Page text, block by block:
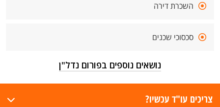
השכרת דירה
סכסוכי שכנים
נושאים נוספים בפורום נדל"ן
צריכים עו"ד עכשיו?